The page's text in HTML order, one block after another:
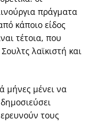
πράγματα
κάποιο είδος
τέτοια, που
λαϊκιστή και
μήνες μένει να
τους